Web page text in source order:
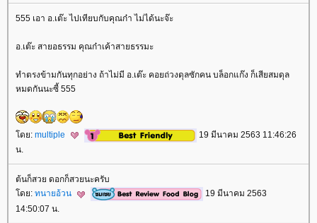
555 เอา อ.เต๊ะ ไปเทียบกับคุณก๋า ไม่ได้นะจ๊ะ
อ.เต๊ะ สายอธรรม คุณก๋าเค้าสายธรรมะ
ทำตรงข้ามกันทุกอย่าง ถ้าไม่มี อ.เต๊ะ คอยถ่วงดุลซักคน บล็อกแก๊ง ก็เสียสมดุล
หมดกันนะซี้ 555
ดย: multiple
19 มีนาคม 2563 11:46:26
น.
ต้นก็สวย ดอกก็สวยนะครับ
ดย: ทนายอ้วน
19 มีนาคม 2563
14:50:07 น.